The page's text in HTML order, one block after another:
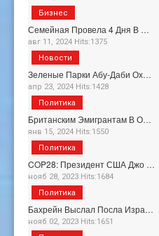
Семейная Провела 4 Дня В …
авг 11, 2024 Hits:1375
Бизнес
Зеленые Парки Абу-Даби Ох…
апр 23, 2024 Hits:1428
Новости
Британским Эмигрантам В О…
янв 15, 2024 Hits:1550
Политика
COP28: Президент США Джо …
нояб 28, 2023 Hits:1684
Политика
Бахрейн Выслал Посла Изра…
нояб 02, 2023 Hits:1651
Политика